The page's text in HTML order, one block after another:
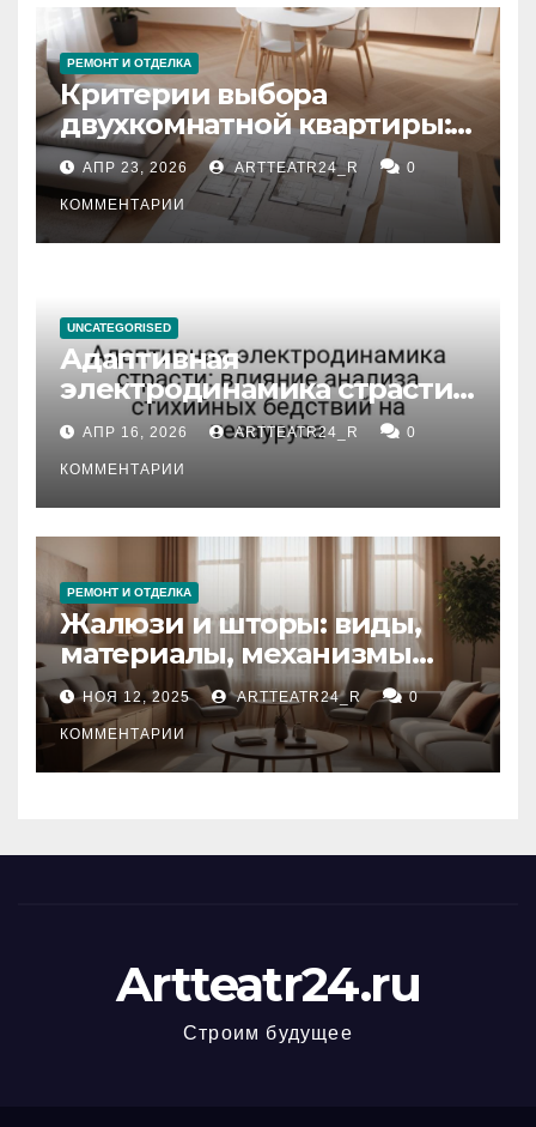
РЕМОНТ И ОТДЕЛКА
Критерии выбора
двухкомнатной квартиры:
планировка, площадь,
состояние и документация
АПР 23, 2026 ARTTEATR24_R 0
КОММЕНТАРИИ
UNCATEGORISED
Адаптивная
электродинамика страсти:
влияние анализа
стихийных бедствий на
тезауруса
АПР 16, 2026 ARTTEATR24_R 0
КОММЕНТАРИИ
РЕМОНТ И ОТДЕЛКА
Жалюзи и шторы: виды,
материалы, механизмы
управления и уход
НОЯ 12, 2025 ARTTEATR24_R 0
КОММЕНТАРИИ
Artteatr24.ru
Строим будущее